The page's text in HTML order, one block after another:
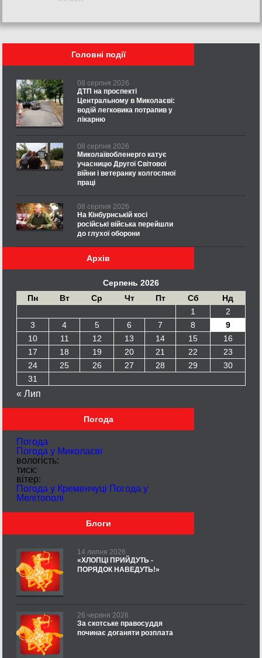
Головні події
08 серпня 2026
ДТП на проспекті
Центральному в Миколаєві:
водій легковика потрапив у
лікарню
08 серпня 2026
Миколаївобленерго катує
учасницю Другої Світової
війни і ветеранку колгоспної
праці
08 серпня 2026
На Кінбурнській косі
російські війська перейшли
до глухої оборони
Архів
Серпень 2026
Пн
Вт Ср Чт Пт Сб
Нд
1
2
3
4 5 6 7 8
9
10
11 12 13 14 15
16
17
18 19 20 21 22
23
24
25 26 27 28 29
30
31
« Лип
Погода
Погода
Погода у Миколаєві
вологість:
тиск:
вітер:
Погода у Кременчуці Погода у
Мелітополі
Блоги
14 липня 2026
«ХЛОПЦІ ПРИЙДУТЬ -
ПОРЯДОК НАВЕДУТЬ!»
26 червня 2026
За скотське правосуддя
починає доганяти розплата